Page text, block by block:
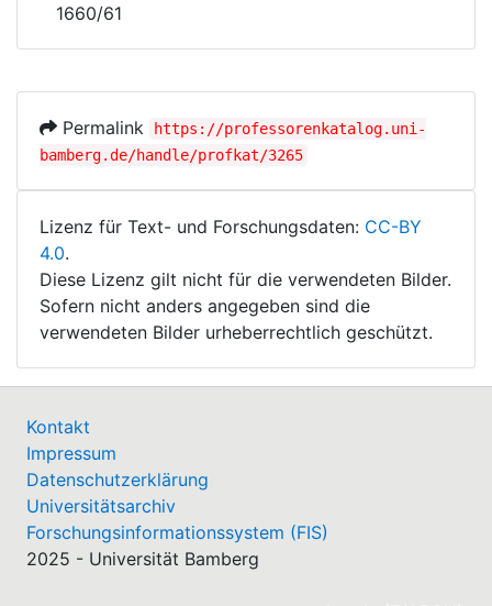
1660/61
Permalink
https://professorenkatalog.uni-
bamberg.de/handle/profkat/3265
Lizenz für Text- und Forschungsdaten: CC-BY
4.0.
Diese Lizenz gilt nicht für die verwendeten Bilder.
Sofern nicht anders angegeben sind die
verwendeten Bilder urheberrechtlich geschützt.
Kontakt
Impressum
Datenschutzerklärung
Universitätsarchiv
Forschungsinformationssystem (FIS)
2025 - Universität Bamberg